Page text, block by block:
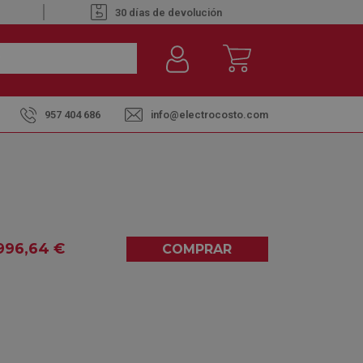
30 días de devolución
957 404 686 info@electrocosto.com
,64 € COMPRAR